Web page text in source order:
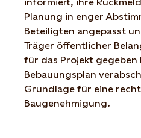
Planung in enger
Beteiligten angepasst
Träger öffentlicher
für das Projekt gegeben
Bebauungsplan
Grundlage für eine
Baugenehmigung.